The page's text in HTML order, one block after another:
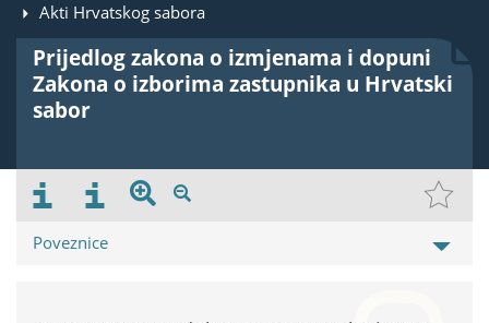
Akti Hrvatskog sabora
Prijedlog zakona o izmjenama i dopuni
Zakona o izborima zastupnika u Hrvatski
sabor
Poveznice